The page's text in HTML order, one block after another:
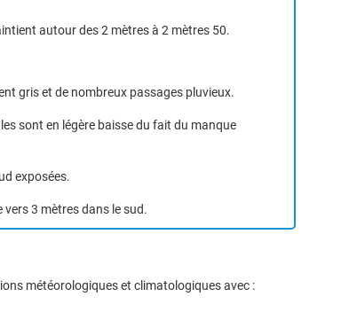
Accéder au site de Météo-France
autour des 2 mètres à 2 mètres 50.
gris et de nombreux passages pluvieux.
sont en légère baisse du fait du manque
exposées.
3 mètres dans le sud.
météorologiques et climatologiques avec :